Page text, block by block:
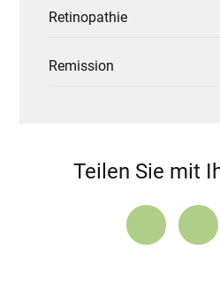
Retinopathie
Remission
Teilen Sie mit